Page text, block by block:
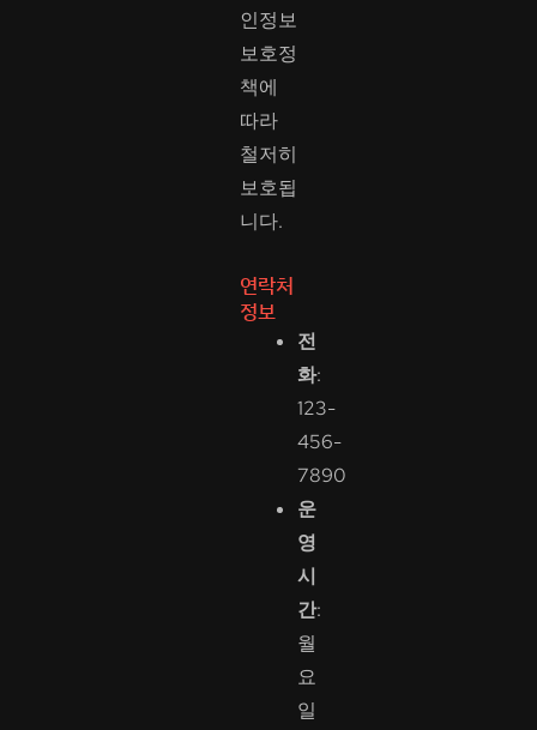
인정보
보호정
책에
따라
철저히
보호됩
니다.
연락처
정보
전
화:
123-
456-
7890
운
영
시
간:
월
요
일